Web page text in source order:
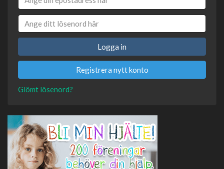
Logga in
Registrera nytt konto
Glömt lösenord?